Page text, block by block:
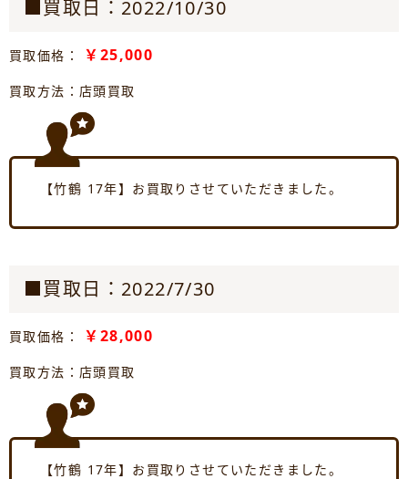
■買取日：2022/10/30
買取価格： ￥25,000
買取方法：店頭買取
【竹鶴 17年】お買取りさせていただきました。
■買取日：2022/7/30
買取価格： ￥28,000
買取方法：店頭買取
【竹鶴 17年】お買取りさせていただきました。